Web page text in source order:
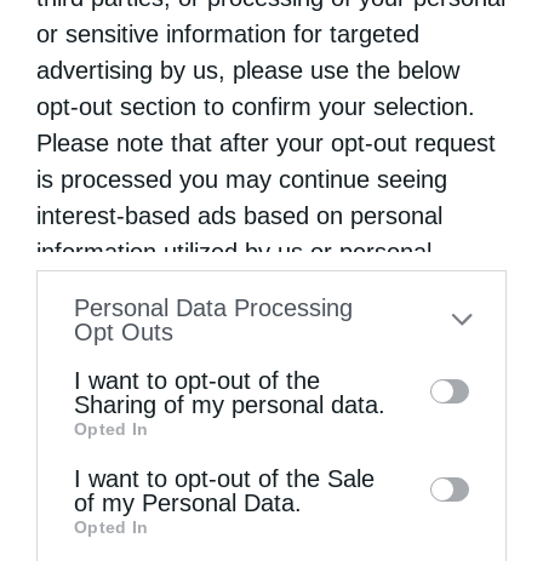
or sensitive information for targeted
advertising by us, please use the below
opt-out section to confirm your selection.
Please note that after your opt-out request
is processed you may continue seeing
interest-based ads based on personal
information utilized by us or personal
to your opt-out. You may separately opt-out
information by third parties on the IAB’s list
of downstream participants. This
information may also be disclosed by us to
third parties on theIAB’s List of
Downstream Participants
Personal Data Processing
Opt Outs
I want to opt-out of the
Sharing of my personal data.
Opted In
I want to opt-out of the Sale
of my Personal Data.
Opted In